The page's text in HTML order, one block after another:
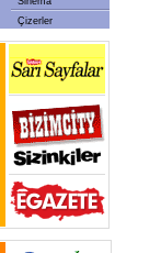
Çizerler